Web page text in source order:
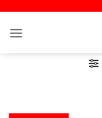
nội
dung